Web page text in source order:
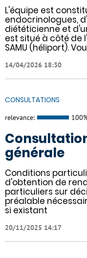
L'équipe est
endocrinologues,
diététicienne et
est situé à côté de
SAMU (héliport).
14/04/2026 18:30
CONSULTATIONS
relevance:
générale
Conditions
d'obtention de
particuliers sur
préalable
si existant
20/11/2025 14:17